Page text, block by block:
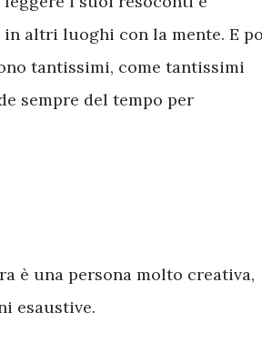
altri luoghi con la mente. E
tantissimi, come tantissimi
sempre del tempo per
è una persona molto creativa,
esaustive.